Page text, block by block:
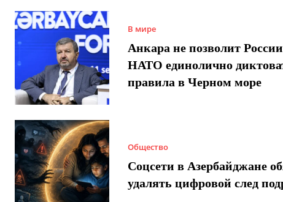
В мире
Анкара не позволит
НАТО единолично
правила в Черном море
Общество
Соцсети в Азербайджане
удалять цифровой след